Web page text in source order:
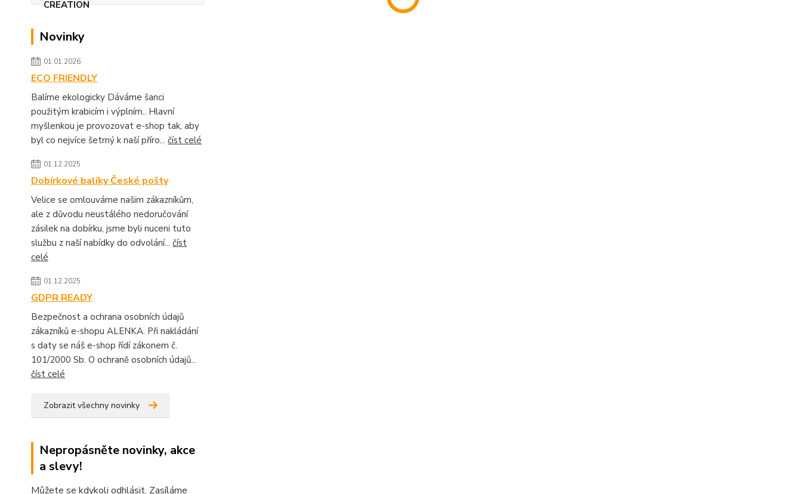
Novinky
01.01.2026
ECO FRIENDLY
Balíme ekologicky Dáváme šanci
použitým krabicím i výplním.. Hlavní
myšlenkou je provozovat e-shop tak, aby
byl co nejvíce šetrný k naší příro... číst celé
01.12.2025
Dobírkové balíky České pošty
Velice se omlouváme našim zákazníkům,
ale z důvodu neustálého nedoručování
zásilek na dobírku, jsme byli nuceni tuto
službu z naší nabídky do odvolání... číst
celé
01.12.2025
GDPR READY
Bezpečnost a ochrana osobních údajů
zákazníků e-shopu ALENKA. Při nakládání
s daty se náš e-shop řídí zákonem č.
101/2000 Sb. O ochraně osobních údajů...
číst celé
Zobrazit všechny novinky
Nepropásněte novinky, akce
a slevy!
Můžete se kdykoli odhlásit. Zasíláme